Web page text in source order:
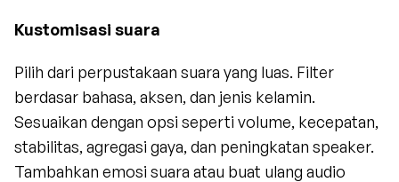
Kustomisasi suara
Pilih dari perpustakaan suara yang luas. Filter
berdasar bahasa, aksen, dan jenis kelamin.
Sesuaikan dengan opsi seperti volume, kecepatan,
stabilitas, agregasi gaya, dan peningkatan speaker.
Tambahkan emosi suara atau buat ulang audio